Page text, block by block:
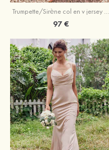
Trumpette/Sirène col en v jersey ras du sol robe de demoiselle d'honneur
97 €